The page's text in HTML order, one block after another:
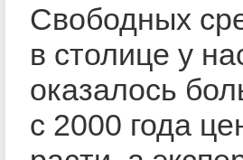
Свободных
в столице у
оказалось
с 2000 года